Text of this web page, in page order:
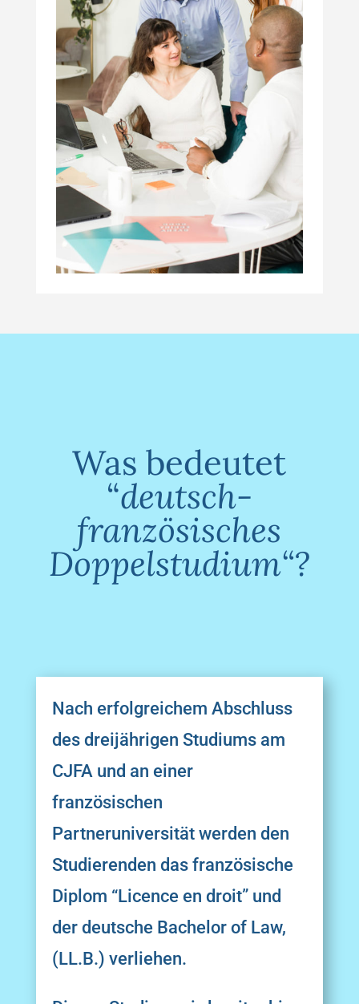
Was bedeutet
“deutsch-
französisches
Doppelstudium“?
Nach erfolgreichem Abschluss
des dreijährigen Studiums am
CJFA und an einer
französischen
Partneruniversität werden den
Studierenden das französische
Diplom “Licence en droit” und
der deutsche Bachelor of Law,
(LL.B.) verliehen.